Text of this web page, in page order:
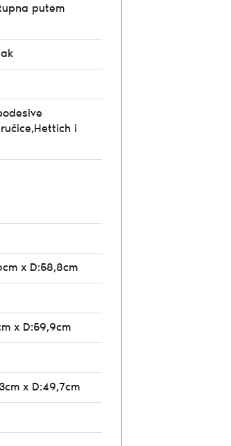
putem
i
x D:58,8cm
x D:59,9cm
x D:49,7cm